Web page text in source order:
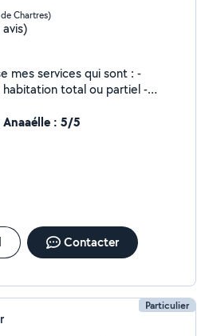
Chartres)
mes services qui sont : -
ou partiel -
- peinture Je peux
ou tout types de
: 5/5
Contacter
Particulier